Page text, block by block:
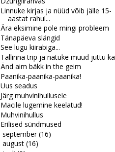
Linnuke kirjas ja nüüd võib jälle 15-
aastat rahul...
Ära eksimine pole mingi probleem
Tänapäeva slängid
See lugu kiirabiga...
Tallinna trip ja natuke muud juttu ka
Änd aim bäkk in the geim
Paanika-paanika-paanika!
Uus seadus
Järg muhvinihullusele
Macile lugemine keelatud!
Muhvinihullus
Erilised sündmused
september (16)
august (16)